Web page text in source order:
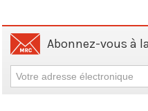
Abonnez-vous à